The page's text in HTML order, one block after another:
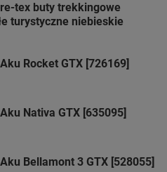
tex buty trekkingowe
turystyczne niebieskie
Rocket GTX [726169]
Nativa GTX [635095]
Bellamont 3 GTX [528055]